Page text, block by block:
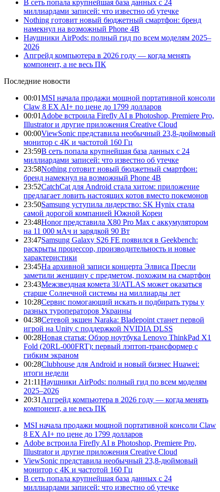
В сеть попала крупнейшая база данных с 24
миллиардами записей: что известно об утечке
Nothing готовит новый бюджетный смартфон: бренд
намекнул на возможный Phone 4B
Наушники AirPods: полный гид по всем моделям 2025–
2026
Апгрейд компьютера в 2026 году — когда менять
компонент, а не весь ПК
Последние новости
00:01MSI начала продажи мощной портативной консоли
Claw 8 EX AI+ по цене до 1799 долларов
00:01 Adobe встроила Firefly AI в Photoshop, Premiere Pro,
Illustrator и другие приложения Creative Cloud
00:00ViewSonic представила необычный 23,8-дюймовый
монитор с 4K и частотой 160 Гц
23:59В сеть попала крупнейшая база данных с 24
миллиардами записей: что известно об утечке
23:58Nothing готовит новый бюджетный смартфон:
бренд намекнул на возможный Phone 4B
23:52CatchCat для Android стала хитом: приложение
предлагает ловить настоящих котов вместо покемонов
23:50Samsung уступила лидерство: SK Hynix стала
самой дорогой компанией Южной Кореи
23:48Honor представила X80 Pro Max с аккумулятором
на 11 000 мАч и зарядкой 90 Вт
23:47Samsung Galaxy S26 FE появился в Geekbench:
раскрыты процессор, производительность и новые
характеристики
23:45На архивной записи концерта Элвиса Пресли
заметили женщину с предметом, похожим на смартфон
23:43Межзвездная комета 3I/ATLAS может оказаться
старше Солнечной системы на миллиарды лет
10:28Сервис помогающий искать и подбирать туры у
разных туроператоров Украины
04:38Сетевой экшен Naraka: Bladepoint станет первой
игрой на Unity с поддержкой NVIDIA DLSS
00:28Новая статья: Обзор ноутбука Lenovo ThinkPad X1
Fold (20RL-000FRT): первый лэптоп-трансформер с
гибким экраном
00:28Clubhouse для Android и новый бизнес Huawei:
итоги недели
21:11Наушники AirPods: полный гид по всем моделям
2025–2026
20:31 Апгрейд компьютера в 2026 году — когда менять
компонент, а не весь ПК
MSI начала продажи мощной портативной консоли Claw
8 EX AI+ по цене до 1799 долларов
Adobe встроила Firefly AI в Photoshop, Premiere Pro,
Illustrator и другие приложения Creative Cloud
ViewSonic представила необычный 23,8-дюймовый
монитор с 4K и частотой 160 Гц
В сеть попала крупнейшая база данных с 24
миллиардами записей: что известно об утечке